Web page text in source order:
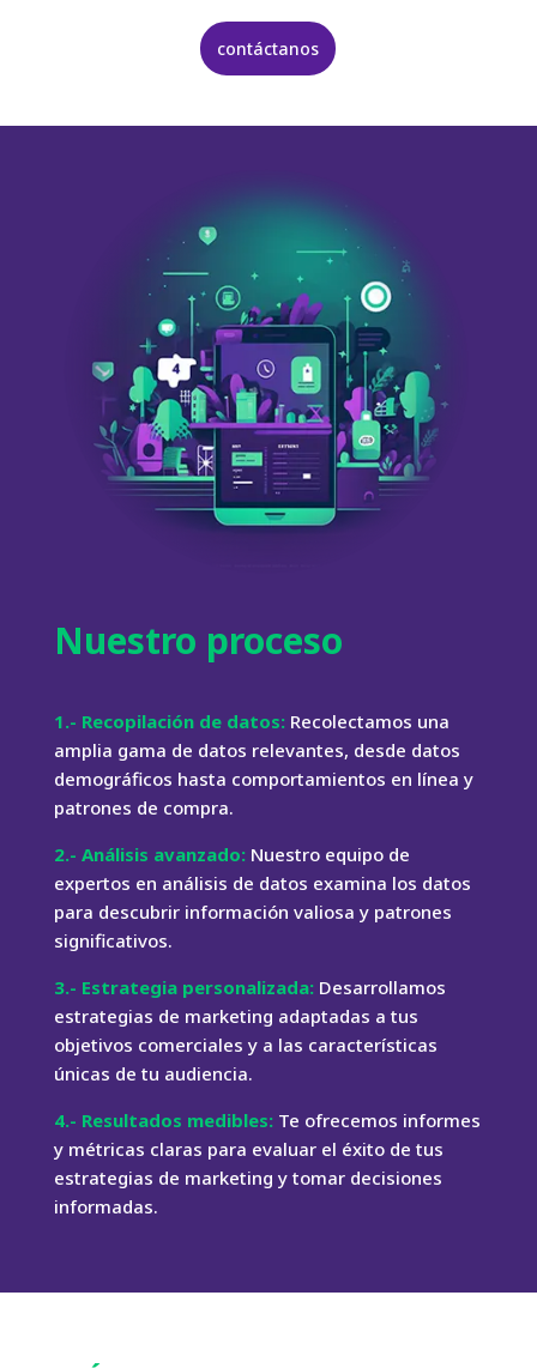
contáctanos
Nuestro proceso
1.- Recopilación de datos:Recolectamos una
amplia gama de datos relevantes, desde datos
demográficos hasta comportamientos en línea y
patrones de compra.
2.- Análisis avanzado: Nuestro equipo de
expertos en análisis de datos examina los datos
para descubrir información valiosa y patrones
significativos.
3.- Estrategia personalizada:Desarrollamos
estrategias de marketing adaptadas a tus
objetivos comerciales y a las características
únicas de tu audiencia.
4.- Resultados medibles: Te ofrecemos informes
y métricas claras para evaluar el éxito de tus
estrategias de marketing y tomar decisiones
informadas.